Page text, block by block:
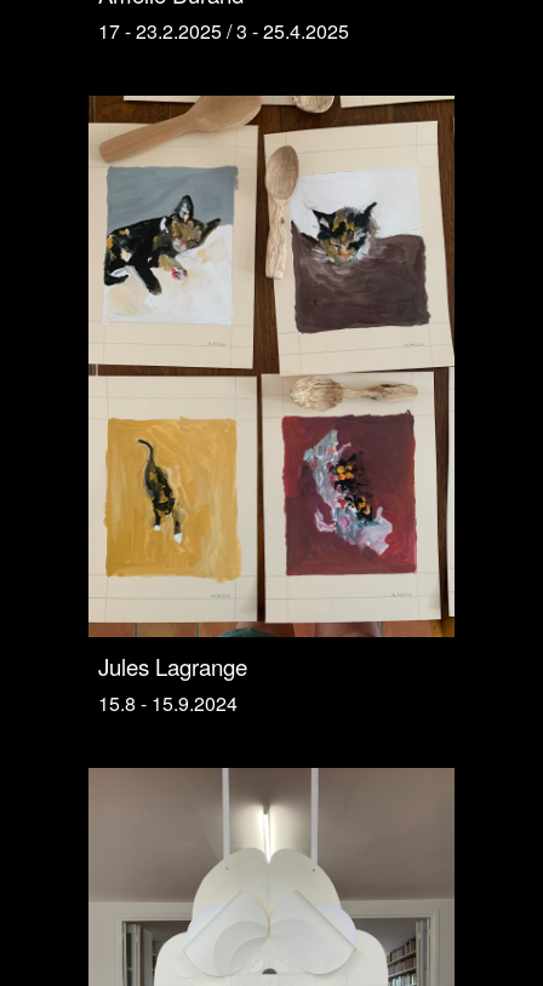
17 - 23.2.2025 / 3 - 25.4.2025
Jules Lagrange
15.8 - 15.9.2024